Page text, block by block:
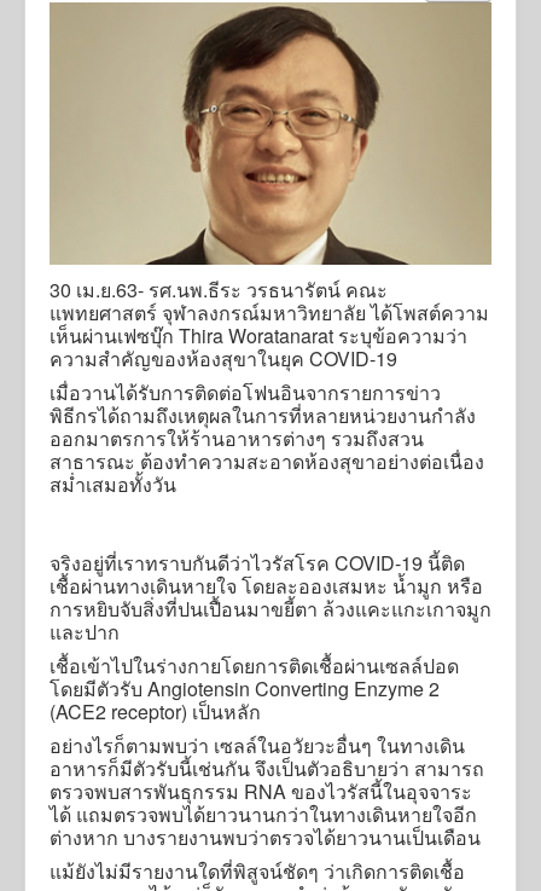
30 เม.ย.63- รศ.นพ.ธีระ วรธนารัตน์ คณะ
แพทยศาสตร์ จุฬาลงกรณ์มหาวิทยาลัย ได้โพสต์ความ
เห็นผ่านเฟซบุ๊ก Thira Woratanarat ระบุข้อความว่า
ความสำคัญของห้องสุขาในยุค COVID-19
เมื่อวานได้รับการติดต่อโฟนอินจากรายการข่าว
พิธีกรได้ถามถึงเหตุผลในการที่หลายหน่วยงานกำลัง
ออกมาตรการให้ร้านอาหารต่างๆ รวมถึงสวน
สาธารณะ ต้องทำความสะอาดห้องสุขาอย่างต่อเนื่อง
สม่ำเสมอทั้งวัน
จริงอยู่ที่เราทราบกันดีว่าไวรัสโรค COVID-19 นี้ติด
เชื้อผ่านทางเดินหายใจ โดยละอองเสมหะ น้ำมูก หรือ
การหยิบจับสิ่งที่ปนเปื้อนมาขยี้ตา ล้วงแคะแกะเกาจมูก
และปาก
เชื้อเข้าไปในร่างกายโดยการติดเชื้อผ่านเซลล์ปอด
โดยมีตัวรับ Angiotensin Converting Enzyme 2
(ACE2 receptor) เป็นหลัก
อย่างไรก็ตามพบว่า เซลล์ในอวัยวะอื่นๆ ในทางเดิน
อาหารก็มีตัวรับนี้เช่นกัน จึงเป็นตัวอธิบายว่า สามารถ
ตรวจพบสารพันธุกรรม RNA ของไวรัสนี้ในอุจจาระ
ได้ แถมตรวจพบได้ยาวนานกว่าในทางเดินหายใจอีก
ต่างหาก บางรายงานพบว่าตรวจได้ยาวนานเป็นเดือน
แม้ยังไม่มีรายงานใดที่พิสูจน์ชัดๆ ว่าเกิดการติดเชื้อ